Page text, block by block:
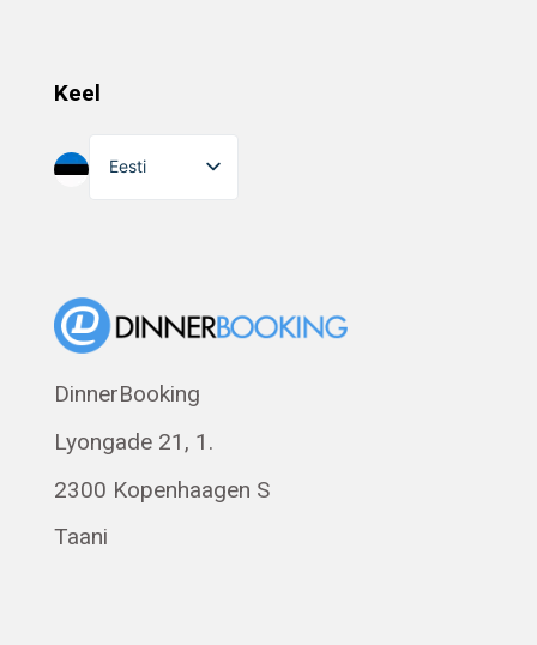
Keel
Eesti
English
Norsk bokmål
Svenska
Français
Română
DinnerBooking
Lyongade 21, 1.
2300 Kopenhaagen S
Taani